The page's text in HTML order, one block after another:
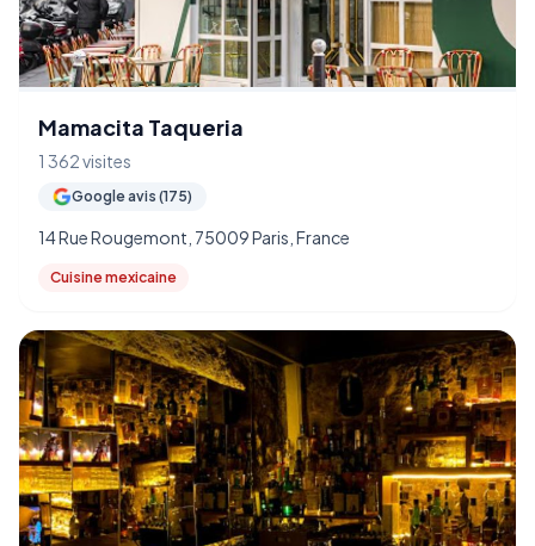
Mamacita Taqueria
1 362 visites
Google avis (175)
14 Rue Rougemont, 75009 Paris, France
Cuisine mexicaine